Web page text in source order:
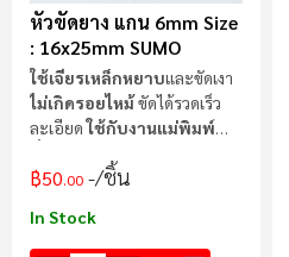
หัวขัดยาง แกน 6mm Size
: 16x25mm SUMO
ใช้เจียรเหล็กหยาบและขัดเงา
ไม่เกิดรอยไหม้ขัดได้รวดเร็ว
ละเอียดใช้กับงานแม่พิมพ์
฿50.00 /ชิ้น
In Stock